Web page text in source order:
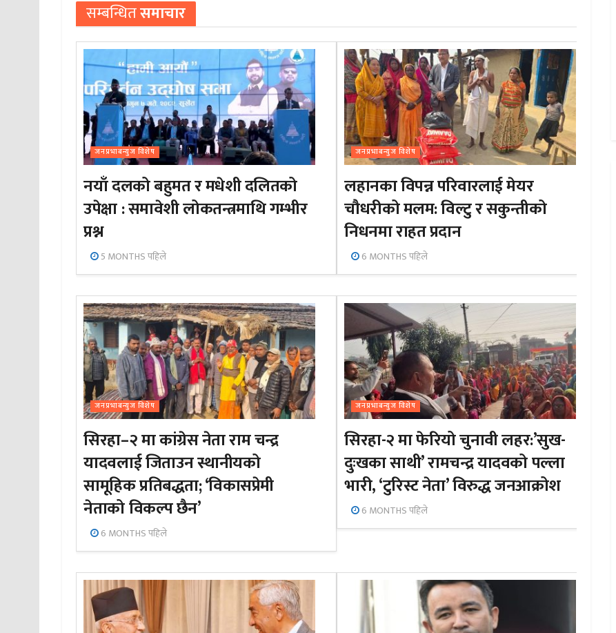
सम्बन्धितसमाचार
जनप्रभाबन्युज विशेष
नयाँ दलको बहुमत र मधेशी दलितको
उपेक्षा : समावेशी लोकतन्त्रमाथि गम्भीर
प्रश्न
5 MONTHS पहिले
जनप्रभाबन्युज विशेष
लहानका विपन्न परिवारलाई मेयर
चौधरीको मलम: विल्टु र सकुन्तीको
निधनमा राहत प्रदान
6 MONTHS पहिले
जनप्रभाबन्युज विशेष
सिरहा–२ मा कांग्रेस नेता राम चन्द्र
यादवलाई जिताउन स्थानीयको
सामूहिक प्रतिबद्धता; ‘विकासप्रेमी
नेताको विकल्प छैन’
6 MONTHS पहिले
जनप्रभाबन्युज विशेष
सिरहा-२ मा फेरियो चुनावी लहर:’सुख-
दुःखका साथी’ रामचन्द्र यादवको पल्ला
भारी, ‘टुरिस्ट नेता’ विरुद्ध जनआक्रोश
6 MONTHS पहिले